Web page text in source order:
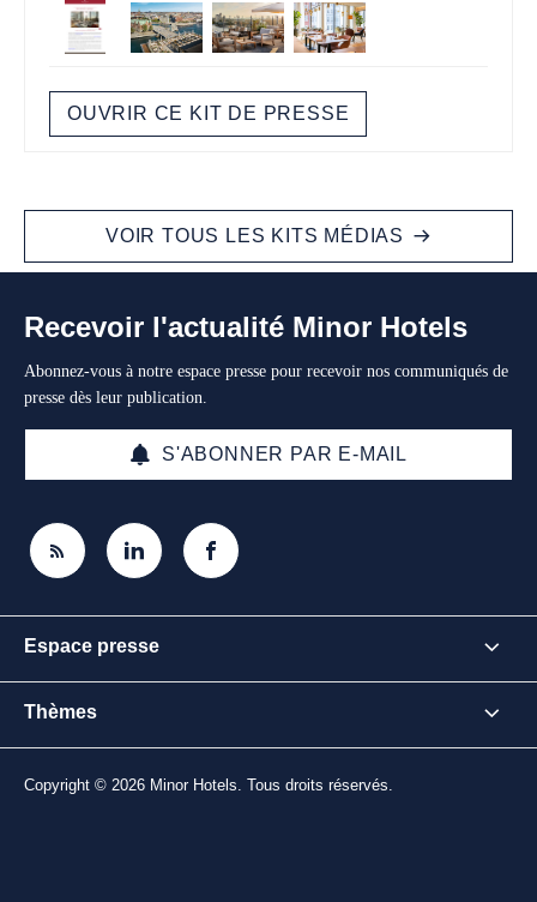
OUVRIR CE KIT DE PRESSE
VOIR TOUS LES KITS MÉDIAS
Recevoir l'actualité Minor Hotels
Abonnez-vous à notre espace presse pour recevoir nos communiqués de
presse dès leur publication.
S'ABONNER PAR E-MAIL
Espace presse
Thèmes
Copyright © 2026 Minor Hotels. Tous droits réservés.